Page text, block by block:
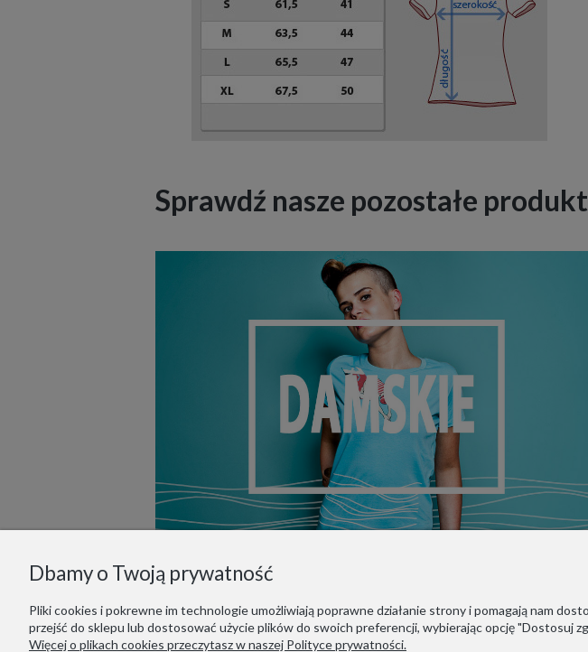
Sprawdź nasze pozostałe
Dbamy o Twoją prywatność
Pliki cookies i pokrewne im technologie umożliwiają poprawne działanie strony i pomagają nam
przejść do sklepu lub dostosować użycie plików do swoich preferencji, wybierając opcję "Dostosuj
Więcej o plikach cookies przeczytasz w naszej Polityce prywatności.